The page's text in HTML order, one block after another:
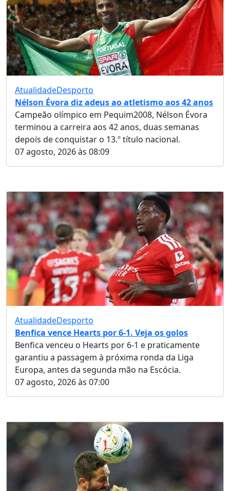
AtualidadeDesporto
Nélson Évora diz adeus ao atletismo aos 42 anos
Campeão olímpico em Pequim2008, Nélson Évora
terminou a carreira aos 42 anos, duas semanas
depois de conquistar o 13.º título nacional.
07 agosto, 2026 às 08:09
AtualidadeDesporto
Benfica vence Hearts por 6-1. Veja os golos
Benfica venceu o Hearts por 6-1 e praticamente
garantiu a passagem à próxima ronda da Liga
Europa, antes da segunda mão na Escócia.
07 agosto, 2026 às 07:00